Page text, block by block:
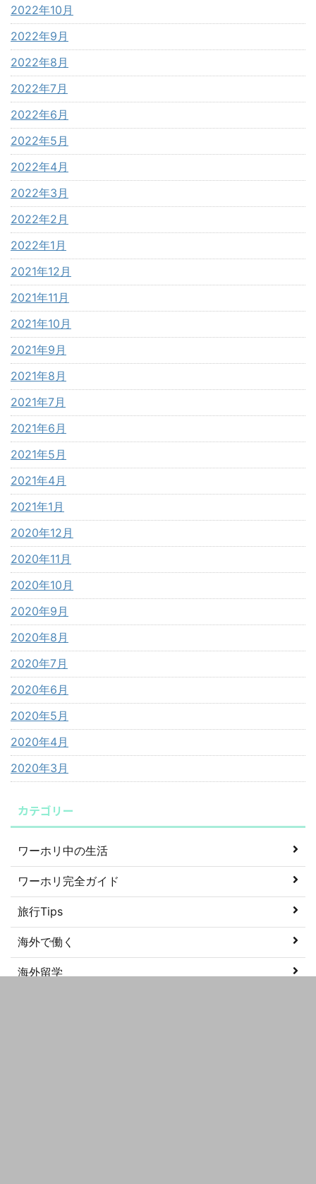
2022年10月
2022年9月
2022年8月
2022年7月
2022年6月
2022年5月
2022年4月
2022年3月
2022年2月
2022年1月
2021年12月
2021年11月
2021年10月
2021年9月
2021年8月
2021年7月
2021年6月
2021年5月
2021年4月
2021年1月
2020年12月
2020年11月
2020年10月
2020年9月
2020年8月
2020年7月
2020年6月
2020年5月
2020年4月
2020年3月
カテゴリー
ワーホリ中の生活
ワーホリ完全ガイド
旅行Tips
海外で働く
海外留学